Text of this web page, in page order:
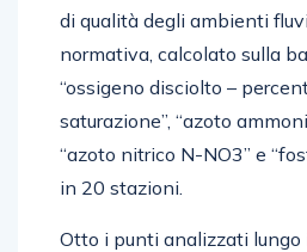
di qualità degli ambienti
normativa, calcolato sulla
“ossigeno disciolto –
saturazione”, “azoto
“azoto nitrico N-NO3” e
in 20 stazioni.
Otto i punti analizzati lungo